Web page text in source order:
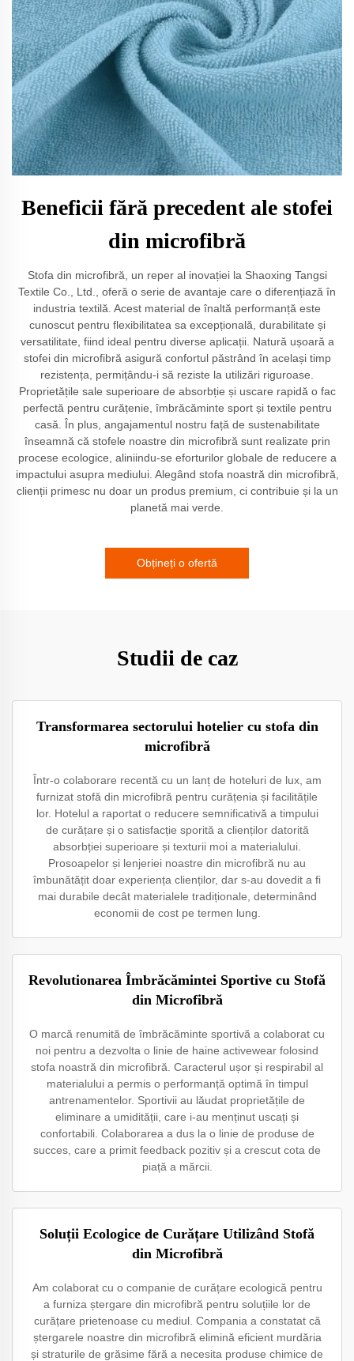
Beneficii fără precedent ale stofei
din microfibră
Stofa din microfibră, un reper al inovației la Shaoxing Tangsi
Textile Co., Ltd., oferă o serie de avantaje care o diferențiază în
industria textilă. Acest material de înaltă performanță este
cunoscut pentru flexibilitatea sa excepțională, durabilitate și
versatilitate, fiind ideal pentru diverse aplicații. Natură ușoară a
stofei din microfibră asigură confortul păstrând în același timp
rezistența, permițându-i să reziste la utilizări riguroase.
Proprietățile sale superioare de absorbție și uscare rapidă o fac
perfectă pentru curățenie, îmbrăcăminte sport și textile pentru
casă. În plus, angajamentul nostru față de sustenabilitate
înseamnă că stofele noastre din microfibră sunt realizate prin
procese ecologice, aliniindu-se eforturilor globale de reducere a
impactului asupra mediului. Alegând stofa noastră din microfibră,
clienții primesc nu doar un produs premium, ci contribuie și la un
planetă mai verde.
Obțineți o ofertă
Studii de caz
Transformarea sectorului hotelier cu stofa din
microfibră
Într-o colaborare recentă cu un lanț de hoteluri de lux, am
furnizat stofă din microfibră pentru curățenia și facilitățile
lor. Hotelul a raportat o reducere semnificativă a timpului
de curățare și o satisfacție sporită a clienților datorită
absorbției superioare și texturii moi a materialului.
Prosoapelor și lenjeriei noastre din microfibră nu au
îmbunătățit doar experiența clienților, dar s-au dovedit a fi
mai durabile decât materialele tradiționale, determinând
economii de cost pe termen lung.
Revolutionarea Îmbrăcămintei Sportive cu Stofă
din Microfibră
O marcă renumită de îmbrăcăminte sportivă a colaborat cu
noi pentru a dezvolta o linie de haine activewear folosind
stofa noastră din microfibră. Caracterul ușor și respirabil al
materialului a permis o performanță optimă în timpul
antrenamentelor. Sportivii au lăudat proprietățile de
eliminare a umidității, care i-au menținut uscați și
confortabili. Colaborarea a dus la o linie de produse de
succes, care a primit feedback pozitiv și a crescut cota de
piață a mărcii.
Soluții Ecologice de Curățare Utilizând Stofă
din Microfibră
Am colaborat cu o companie de curățare ecologică pentru
a furniza ștergare din microfibră pentru soluțiile lor de
curățare prietenoase cu mediul. Compania a constatat că
ștergarele noastre din microfibră elimină eficient murdăria
și straturile de grăsime fără a necesita produse chimice de